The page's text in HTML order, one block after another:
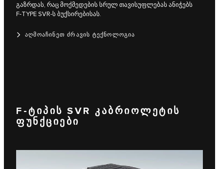
გაზრდას, რაც მოქმედების სრულ თავისუფლებას ანიჭებს
F‑TYPE SVR-ს ბუქსირებისას.
ᲐᲦᲛᲝᲐᲩᲘᲜᲔᲗ ᲫᲠᲐᲕᲘᲡ ᲢᲔᲥᲜᲝᲚᲝᲒᲘᲐ
F‑ᲢᲘᲞᲘᲡ SVR ᲙᲐᲑᲠᲘᲝᲚᲔᲢᲘᲡ
ᲤᲣᲜᲥᲪᲘᲔᲑᲘ